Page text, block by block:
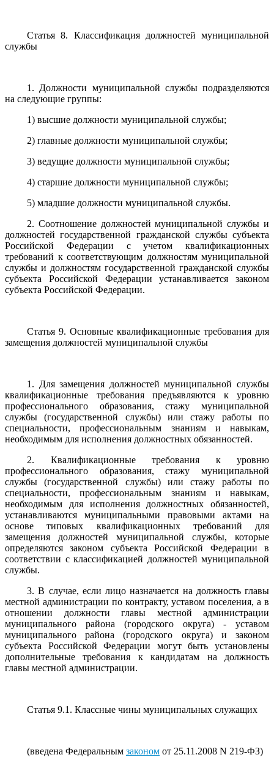
Статья 8. Классификация должностей муниципальной
службы
1. Должности муниципальной службы подразделяются
на следующие группы:
1) высшие должности муниципальной службы;
2) главные должности муниципальной службы;
3) ведущие должности муниципальной службы;
4) старшие должности муниципальной службы;
5) младшие должности муниципальной службы.
2. Соотношение должностей муниципальной службы и
должностей государственной гражданской службы субъекта
Российской Федерации с учетом квалификационных
требований к соответствующим должностям муниципальной
службы и должностям государственной гражданской службы
субъекта Российской Федерации устанавливается законом
субъекта Российской Федерации.
Статья 9. Основные квалификационные требования для
замещения должностей муниципальной службы
1. Для замещения должностей муниципальной службы
квалификационные требования предъявляются к уровню
профессионального образования, стажу муниципальной
службы (государственной службы) или стажу работы по
специальности, профессиональным знаниям и навыкам,
необходимым для исполнения должностных обязанностей.
2. Квалификационные требования к уровню
профессионального образования, стажу муниципальной
службы (государственной службы) или стажу работы по
специальности, профессиональным знаниям и навыкам,
необходимым для исполнения должностных обязанностей,
устанавливаются муниципальными правовыми актами на
основе типовых квалификационных требований для
замещения должностей муниципальной службы, которые
определяются законом субъекта Российской Федерации в
соответствии с классификацией должностей муниципальной
службы.
3. В случае, если лицо назначается на должность главы
местной администрации по контракту, уставом поселения, а в
отношении должности главы местной администрации
муниципального района (городского округа) - уставом
муниципального района (городского округа) и законом
субъекта Российской Федерации могут быть установлены
дополнительные требования к кандидатам на должность
главы местной администрации.
Статья 9.1. Классные чины муниципальных служащих
(введена Федеральным законом от 25.11.2008 N 219-ФЗ)